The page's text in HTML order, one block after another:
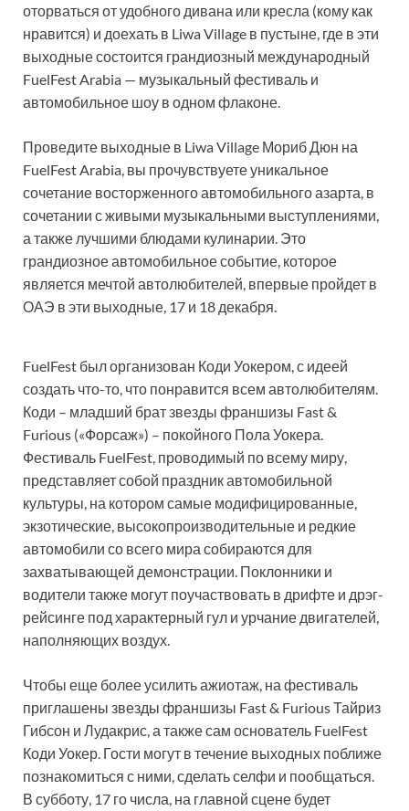
оторваться от удобного дивана или кресла (кому как
нравится) и доехать в Liwa Village в пустыне, где в эти
выходные состоится грандиозный международный
FuelFest Arabia — музыкальный фестиваль и
автомобильное шоу в одном флаконе.
Проведите выходные в Liwa Village Мориб Дюн на
FuelFest Arabia, вы прочувствуете уникальное
сочетание восторженного автомобильного азарта, в
сочетании с живыми музыкальными выступлениями,
а также лучшими блюдами кулинарии. Это
грандиозное автомобильное событие, которое
является мечтой автолюбителей, впервые пройдет в
ОАЭ в эти выходные, 17 и 18 декабря.
FuelFest был организован Коди Уокером, с идеей
создать что-то, что понравится всем автолюбителям.
Коди – младший брат звезды франшизы Fast &
Furious («Форсаж») – покойного Пола Уокера.
Фестиваль FuelFest, проводимый по всему миру,
представляет собой праздник автомобильной
культуры, на котором самые модифицированные,
экзотические, высокопроизводительные и редкие
автомобили со всего мира собираются для
захватывающей демонстрации. Поклонники и
водители также могут поучаствовать в дрифте и дрэг-
рейсинге под характерный гул и урчание двигателей,
наполняющих воздух.
Чтобы еще более усилить ажиотаж, на фестиваль
приглашены звезды франшизы Fast & Furious Тайриз
Гибсон и Лудакрис, а также сам основатель FuelFest
Коди Уокер. Гости могут в течение выходных поближе
познакомиться с ними, сделать селфи и пообщаться.
В субботу, 17 го числа, на главной сцене будет